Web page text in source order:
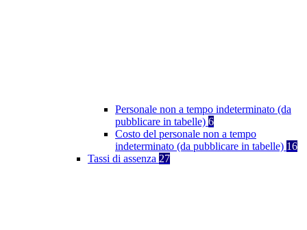
Personale non a tempo indeterminato (da
pubblicare in tabelle) 6
Costo del personale non a tempo
indeterminato (da pubblicare in tabelle) 16
Tassi di assenza 27